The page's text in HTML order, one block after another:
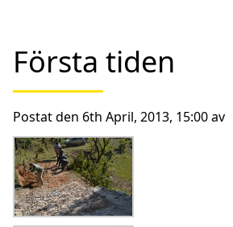
Första tiden
Postat den 6th April, 2013, 15:00 av